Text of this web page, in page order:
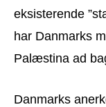
eksisterende
har Danmarks
Palæstina ad
Danmarks